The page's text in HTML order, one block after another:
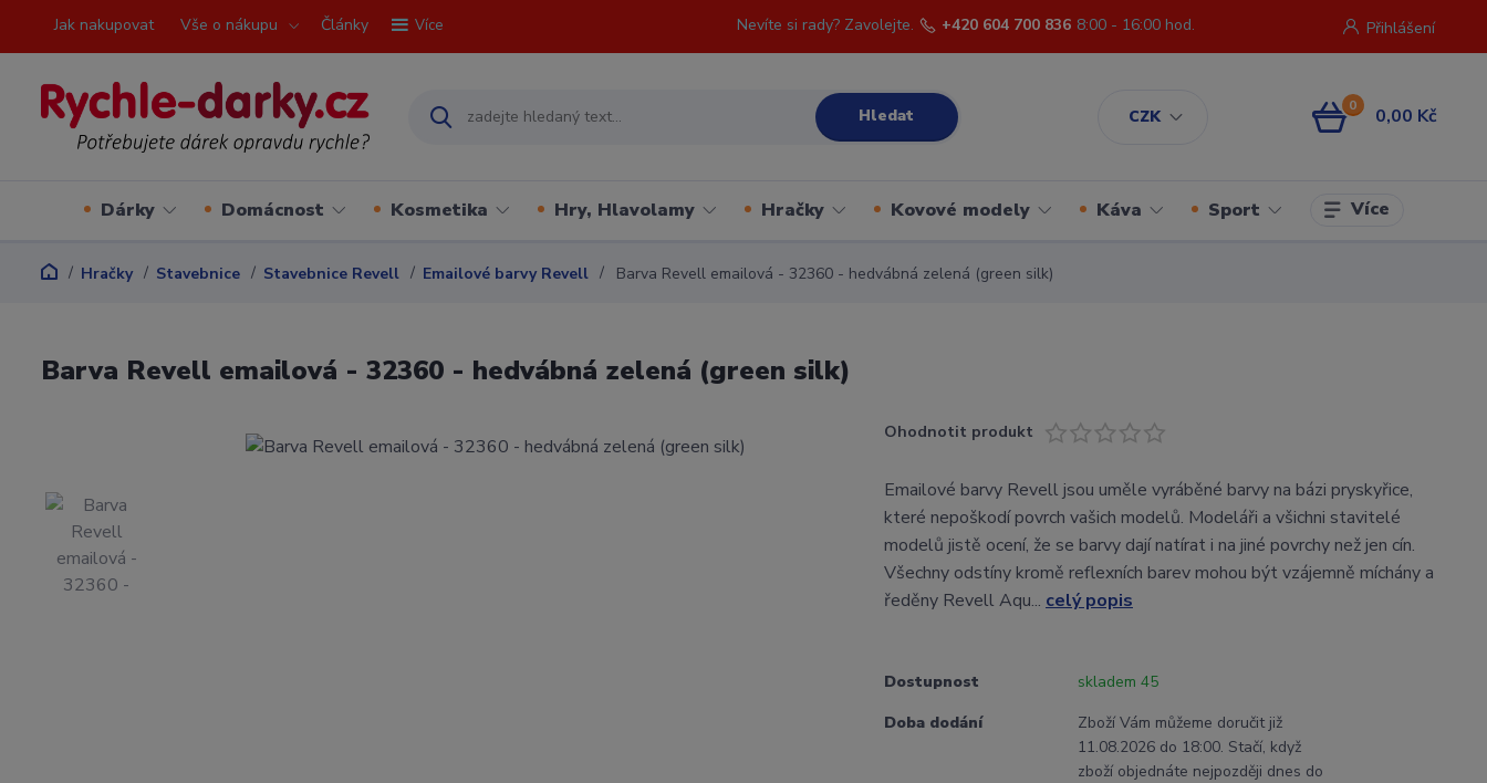
Jak nakupovat Vše o nákupu Články Více
CZK
Přihlášení
Hledat
Nevíte si rady? Zavolejte. +420 604 700 836 8:00 - 16:00 hod.
0 0,00 Kč
Dárky Domácnost Kosmetika Hry, Hlavolamy Hračky Kovové modely Káva Sport Více
Hračky Stavebnice Stavebnice Revell Emailové barvy Revell Barva Revell emailová - 32360 - hedvábná zelená (green silk)
Barva Revell emailová - 32360 - hedvábná zelená (green silk)
Ohodnotit produkt
Emailové barvy Revell jsou uměle vyráběné barvy na bázi pryskyřice,
které nepoškodí povrch vašich modelů. Modeláři a všichni stavitelé
modelů jistě ocení, že se barvy dají natírat i na jiné povrchy než jen cín.
Všechny odstíny kromě reflexních barev mohou být vzájemně míchány a
ředěny Revell Aqu... celý popis
Dostupnost
skladem 45
Doba dodání
Zboží Vám můžeme doručit již
11.08.2026 do 18:00. Stačí, když
zboží objednáte nejpozději dnes do